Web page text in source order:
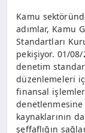
Kamu
adımlar, Kamu
Standartları
pekişiyor. 01/
denetim
düzenlemeleri
finansal
denetlenmesine
kaynaklarının
şeffaflığın